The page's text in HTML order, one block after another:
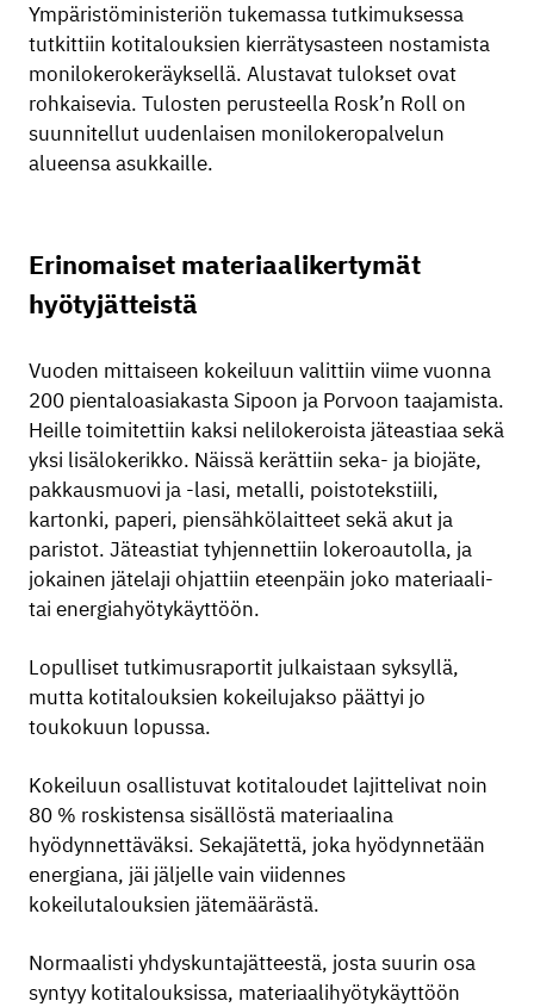
Ympäristöministeriön tukemassa tutkimuksessa
tutkittiin kotitalouksien kierrätysasteen nostamista
monilokerokeräyksellä. Alustavat tulokset ovat
rohkaisevia. Tulosten perusteella Rosk’n Roll on
suunnitellut uudenlaisen monilokeropalvelun
alueensa asukkaille.
Erinomaiset materiaalikertymät
hyötyjätteistä
Vuoden mittaiseen kokeiluun valittiin viime vuonna
200 pientaloasiakasta Sipoon ja Porvoon taajamista.
Heille toimitettiin kaksi nelilokeroista jäteastiaa sekä
yksi lisälokerikko. Näissä kerättiin seka- ja biojäte,
pakkausmuovi ja -lasi, metalli, poistotekstiili,
kartonki, paperi, piensähkölaitteet sekä akut ja
paristot. Jäteastiat tyhjennettiin lokeroautolla, ja
jokainen jätelaji ohjattiin eteenpäin joko materiaali-
tai energiahyötykäyttöön.
Lopulliset tutkimusraportit julkaistaan syksyllä,
mutta kotitalouksien kokeilujakso päättyi jo
toukokuun lopussa.
Kokeiluun osallistuvat kotitaloudet lajittelivat noin
80 % roskistensa sisällöstä materiaalina
hyödynnettäväksi. Sekajätettä, joka hyödynnetään
energiana, jäi jäljelle vain viidennes
kokeilutalouksien jätemäärästä.
Normaalisti yhdyskuntajätteestä, josta suurin osa
syntyy kotitalouksissa, materiaalihyötykäyttöön